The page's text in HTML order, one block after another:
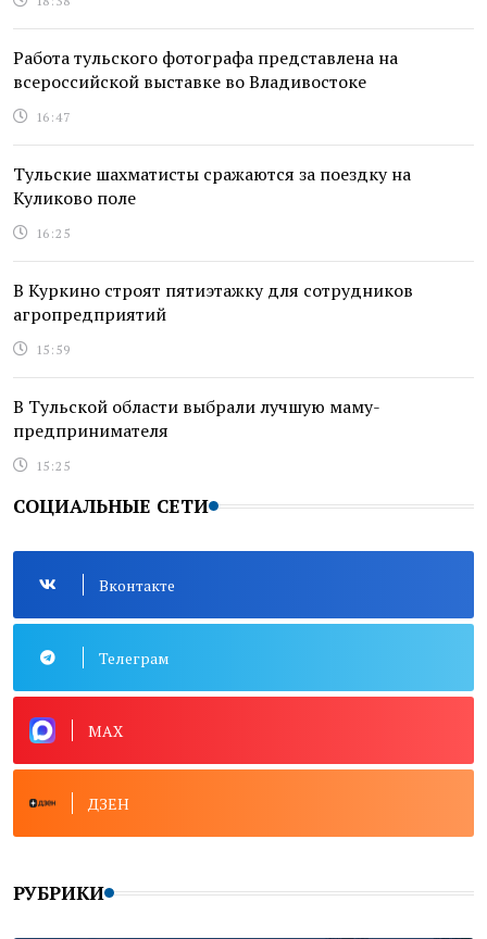
Работа тульского фотографа представлена на
всероссийской выставке во Владивостоке
16:47
Тульские шахматисты сражаются за поездку на
Куликово поле
16:25
В Куркино строят пятиэтажку для сотрудников
агропредприятий
15:59
В Тульской области выбрали лучшую маму-
предпринимателя
15:25
СОЦИАЛЬНЫЕ СЕТИ
Вконтакте
Телеграм
MAX
ДЗЕН
РУБРИКИ